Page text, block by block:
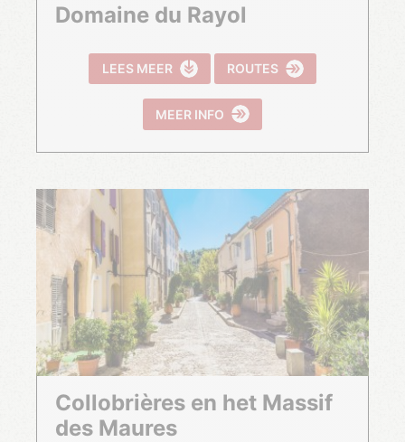
Domaine du Rayol
LEES MEER ROUTES
MEER INFO
Collobrières en het Massif
des Maures